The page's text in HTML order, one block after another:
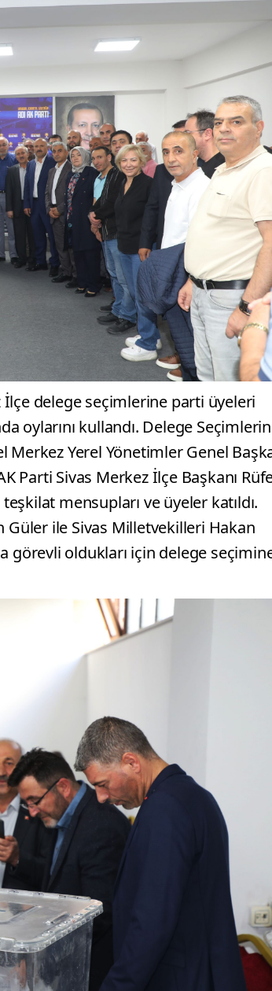
İlçe delege seçimlerine parti üyeleri
oylarını kullandı. Delege
Merkez Yerel Yönetimler Genel
Parti Sivas Merkez İlçe Başkanı
mensupları ve üyeler katıldı.
Güler ile Sivas Milletvekilleri Hakan
görevli oldukları için delege